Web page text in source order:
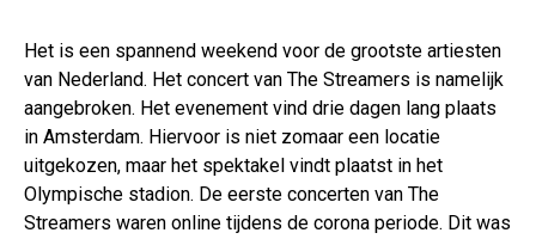
Het is een spannend weekend voor de grootste artiesten
van Nederland. Het concert van The Streamers is namelijk
aangebroken. Het evenement vind drie dagen lang plaats
in Amsterdam. Hiervoor is niet zomaar een locatie
uitgekozen, maar het spektakel vindt plaatst in het
Olympische stadion. De eerste concerten van The
Streamers waren online tijdens de corona periode. Dit was